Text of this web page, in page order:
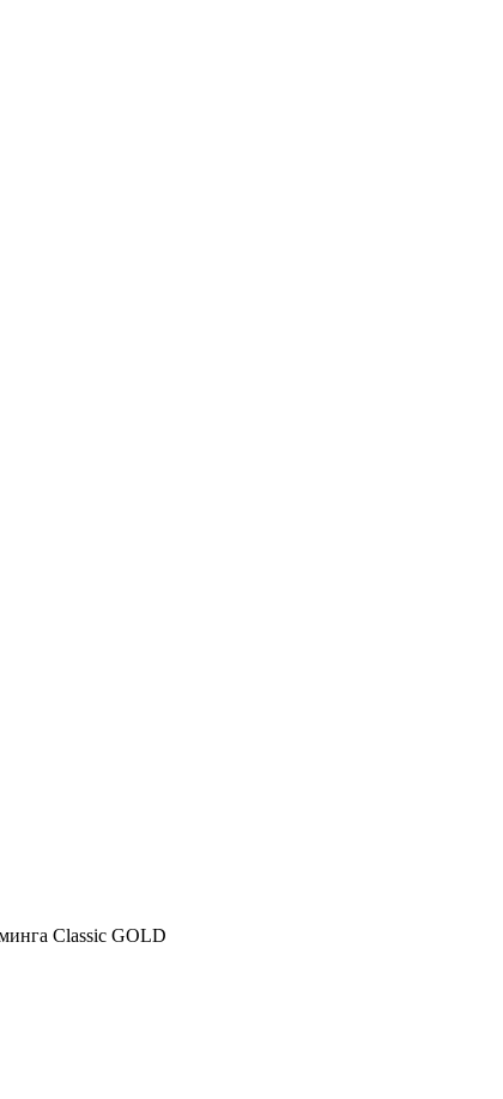
Classic GOLD